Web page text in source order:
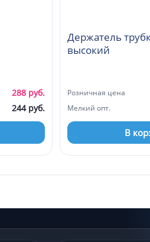
288 руб.
244 руб.
Держатель
высокий
Розничная цена
Мелкий опт.
В